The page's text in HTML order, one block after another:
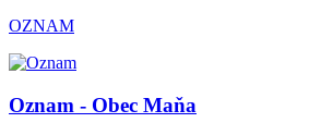
OZNAM
Oznam - Obec Maňa